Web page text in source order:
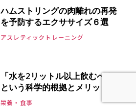
ハムストリングの肉離れの再発
を予防するエクササイズ６選
アスレティックトレーニング
「水を2リットル以上飲むべき」
という科学的根拠とメリット
栄養・食事